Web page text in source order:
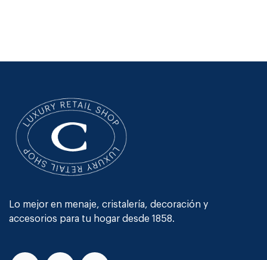
Lo mejor en menaje, cristalería, decoración y
accesorios para tu hogar desde 1858.